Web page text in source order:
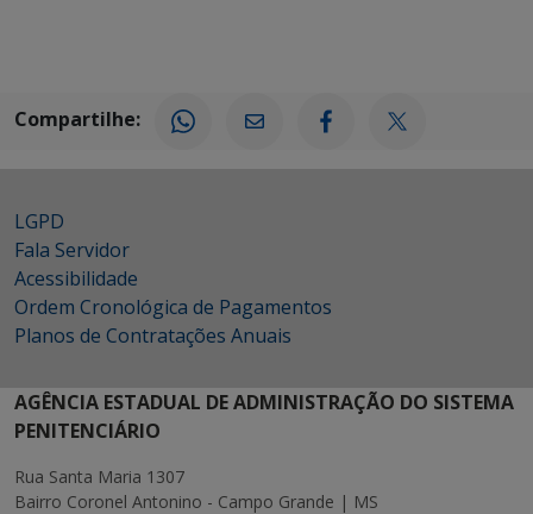
Compartilhe:
LGPD
Fala Servidor
Acessibilidade
Ordem Cronológica de Pagamentos
Planos de Contratações Anuais
AGÊNCIA ESTADUAL DE ADMINISTRAÇÃO DO SISTEMA
PENITENCIÁRIO
Rua Santa Maria 1307
Bairro Coronel Antonino - Campo Grande | MS